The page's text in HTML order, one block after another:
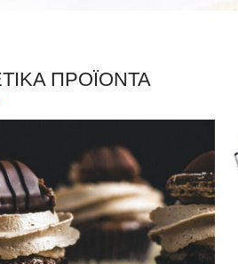
ΠΡΟΪΌΝΤΑ